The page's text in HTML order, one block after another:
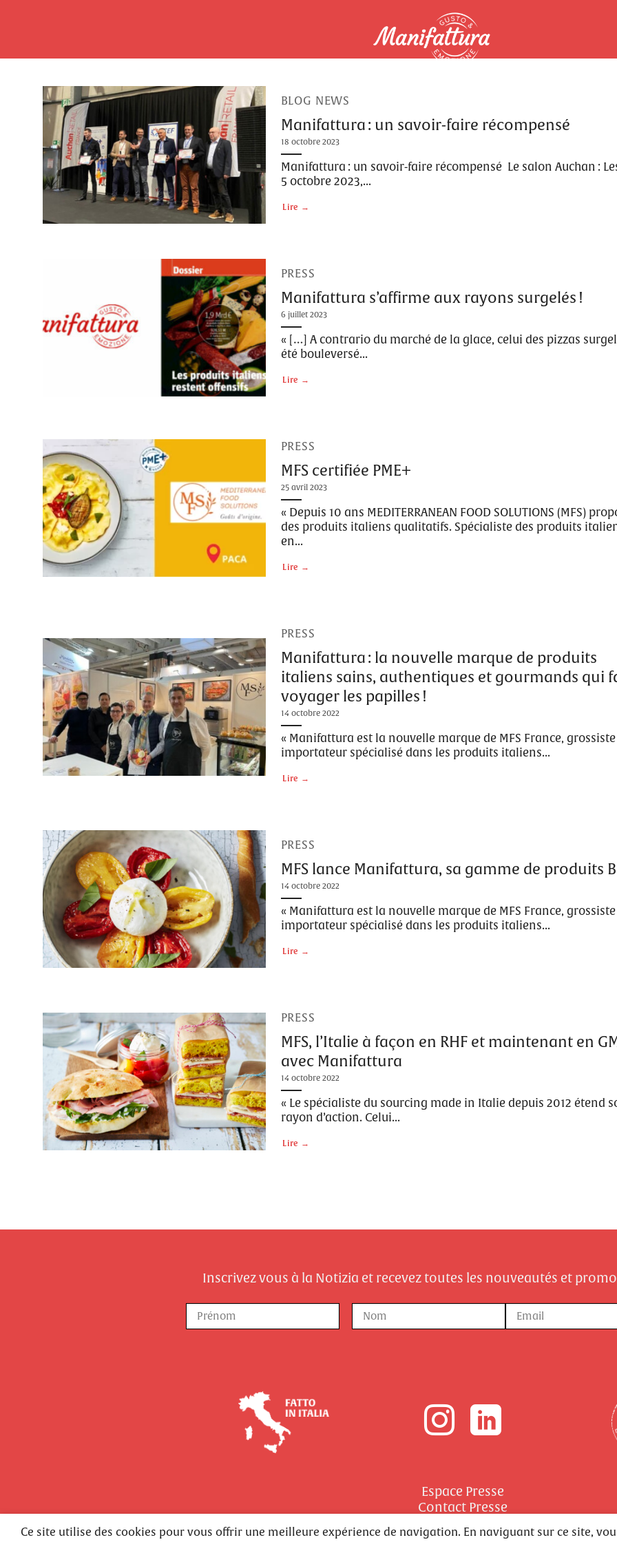
BLOG NEWS
Manifattura : un savoir-faire récompensé
18 octobre 2023
Manifattura : un savoir-faire récompensé Le salon Auchan :
5 octobre 2023,...
Lire
PRESS
Manifattura s’affirme aux rayons surgelés !
6 juillet 2023
« […] A contrario du marché de la glace, celui des pizzas
été bouleversé...
Lire
PRESS
MFS certifiée PME+
25 avril 2023
« Depuis 10 ans MEDITERRANEAN FOOD SOLUTIONS (MFS)
des produits italiens qualitatifs. Spécialiste des produits
en...
Lire
PRESS
Manifattura : la nouvelle marque de produits
italiens sains, authentiques et gourmands qui
voyager les papilles !
14 octobre 2022
« Manifattura est la nouvelle marque de MFS France, grossiste
importateur spécialisé dans les produits italiens...
Lire
PRESS
MFS lance Manifattura, sa gamme de produits B
14 octobre 2022
« Manifattura est la nouvelle marque de MFS France, grossiste
importateur spécialisé dans les produits italiens...
Lire
PRESS
MFS, l’Italie à façon en RHF et maintenant en
avec Manifattura
14 octobre 2022
« Le spécialiste du sourcing made in Italie depuis 2012 étend
rayon d’action. Celui...
Lire
Inscrivez vous à la Notizia et recevez toutes les nouveautés et
Nom
mail
Espace Presse
Contact Presse
Realizzato da wttsdesign.com
Ce site utilise des cookies pour vous offrir une meilleure expérience de navigation. En naviguant sur ce site,